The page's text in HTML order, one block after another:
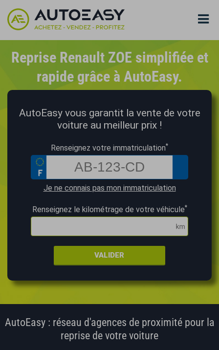
Reprise Renault ZOE simplifiée et
rapide grâce à AutoEasy.
AutoEasy vous garantit la vente de votre
voiture au meilleur prix !
Renseignez votre immatriculation*
Je ne connais pas mon immatriculation
Renseignez le kilométrage de votre véhicule*
VALIDER
AutoEasy : réseau d'agences de proximité pour la
reprise de votre voiture